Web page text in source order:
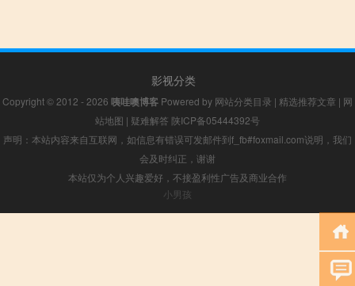
影视分类
Copyright © 2012 - 2026 咦哇噢博客 Powered by 网站分类目录 | 精选推荐文章 | 网
站地图 | 疑难解答 陕ICP备05444392号
声明：本站内容来自互联网，如信息有错误可发邮件到f_fb#foxmail.com说明，我们
会及时纠正，谢谢
本站仅为个人兴趣爱好，不接盈利性广告及商业合作
小男孩